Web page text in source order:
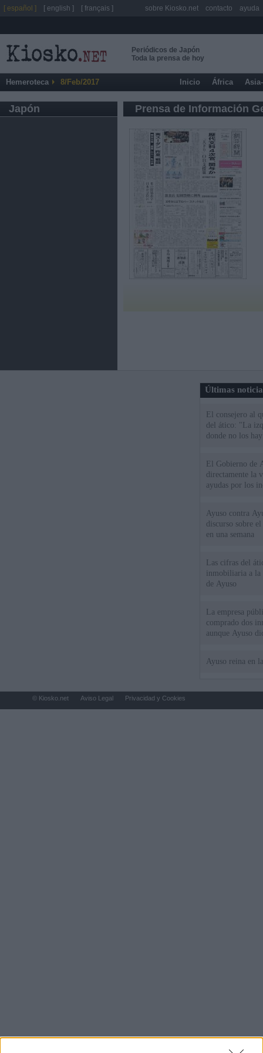
Periódicos de Japón
Toda la prensa de hoy
Hemeroteca 8/Feb/2017 Inicio África
Japón Prensa de Información
Últimas
El consejero al
del ático: "La
donde no los
El Gobierno de
directamente la
ayudas por los
Ayuso contra
discurso sobre
en una semana
Las cifras del
inmobiliaria a la
de Ayuso
La empresa
comprado dos
aunque Ayuso
Ayuso reina en
[ español ] [ english ] [ français ] sobre Kiosko.net contacto ayuda
© Kiosko.net Aviso Legal Privacidad y Cookies